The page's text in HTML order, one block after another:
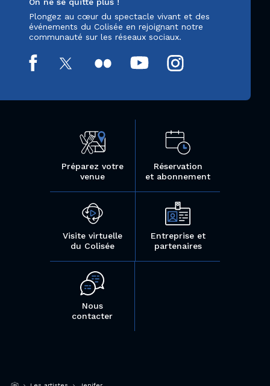
On ne se quitte plus !
Plongez au cœur du spectacle vivant et des
événements du Colisée en rejoignant notre
communauté sur les réseaux sociaux.
Préparez votre
venue
Réservation
et abonnement
Visite virtuelle
du Colisée
Entreprise et
partenaires
Nous
contacter